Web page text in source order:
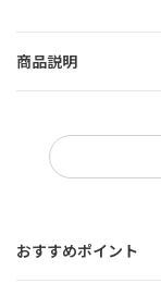
商品説明
おすすめポイント